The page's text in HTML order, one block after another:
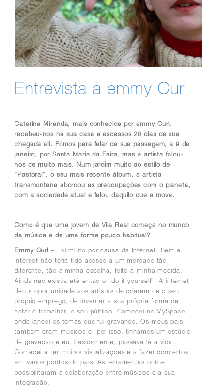
Entrevista a emmy Curl
Catarina Miranda, mais conhecida por emmy Curl,
recebeu-nos na sua casa a escassos 20 dias da sua
chegada ali. Fomos para falar da sua passagem, a 8 de
janeiro, por Santa Maria da Feira, mas a artista falou-
nos de muito mais. Num jardim muito ao estilo de
“Pastoral”, o seu mais recente álbum, a artista
transmontana abordou as preocupações com o planeta,
com a sociedade atual e falou daquilo que a move.
Como é que uma jovem de Vila Real começa no mundo
da música e de uma forma pouco habitual?
Emmy Curl – Foi muito por causa da Internet. Sem a
internet não teria tido acesso a um mercado tão
diferente, tão à minha escolha, feito à minha medida.
Ainda não existia até então o “do it yourself”. A internet
deu a oportunidade aos artistas de criarem de o seu
próprio emprego, de inventar a sua própria forma de
estar e trabalhar, o seu público. Comecei no MySpace
onde lancei os temas que fui gravando. Os meus pais
também eram músicos e, por isso, tínhamos um estúdio
de gravação e eu, basicamente, passava lá a vida.
Comecei a ter muitas visualizações e a fazer concertos
em vários pontos do país. As ferramentas online
possibilitaram a colaboração entre músicos e a sua
integração.